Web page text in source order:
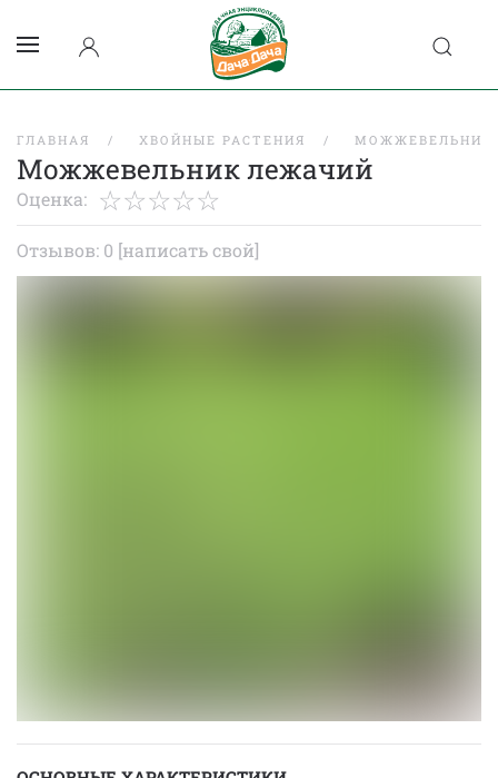
ГЛАВНАЯ ХВОЙНЫЕ РАСТЕНИЯ МОЖЖЕВЕЛЬНИК
Можжевельник лежачий
Оценка:
Отзывов: 0 [написать свой]